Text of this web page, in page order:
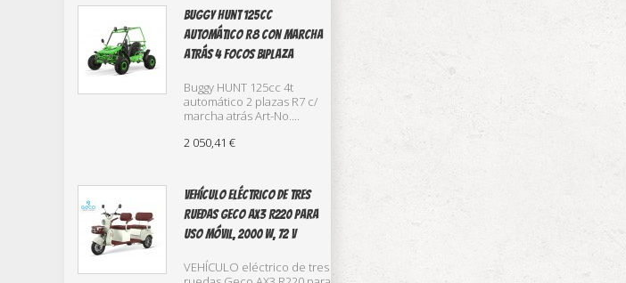
buggy Hunt 125cc
automático R8 con marcha
atrás 4 focos biplaza
Buggy HUNT 125cc 4t
automático 2 plazas R7 c/
marcha atrás Art-No....
2 050,41 €
Vehículo eléctrico de tres
ruedas Geco AX3 R220 para
uso móvil, 2000 W, 72 V
VEHÍCULO eléctrico de tres